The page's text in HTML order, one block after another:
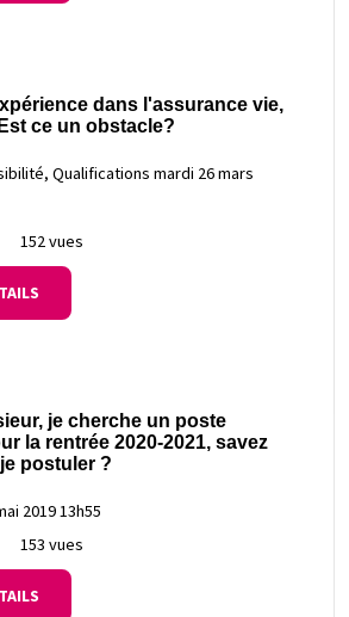
dans l'assurance vie,
ce un obstacle?
Qualifications mardi 26 mars
152 vues
je cherche un poste
la rentrée 2020-2021, savez
postuler ?
2019 13h55
153 vues